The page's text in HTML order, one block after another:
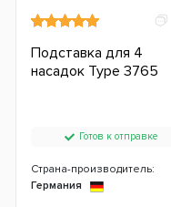
Подставка для 4
насадок Type 3765
Готов к отправке
Страна-производитель:
Германия